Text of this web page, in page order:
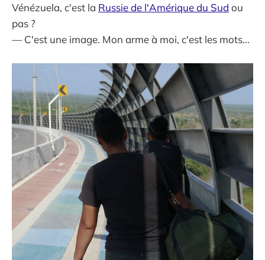
Vénézuela, c'est la Russie de l'Amérique du Sud ou
pas ?
— C'est une image. Mon arme à moi, c'est les mots...